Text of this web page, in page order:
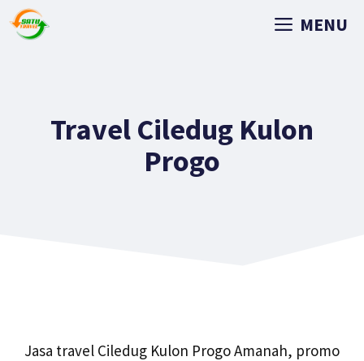
MENU
Travel Ciledug Kulon
Progo
Jasa travel Ciledug Kulon Progo Amanah, promo